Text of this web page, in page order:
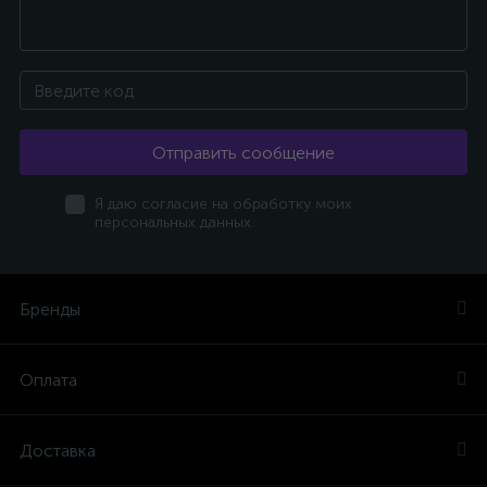
Отправить сообщение
Я даю согласие на обработку моих
персональных данных
Бренды
Оплата
Доставка